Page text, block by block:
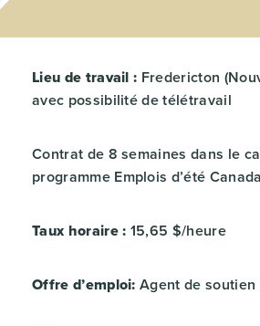
Lieu de travail : Fredericton
avec possibilité de télétravail
Contrat de 8 semaines dans le
programme Emplois d’été Canada
Taux horaire : 15,65 $/heure
Offre d’emploi:Agent de